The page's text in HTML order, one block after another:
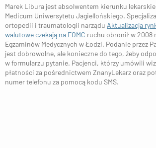
Marek Libura jest absolwentem kierunku
Medicum Uniwersytetu Jagiellońskiego.
ortopedii i traumatologii narządu Aktualizacja
walutowe czekają na FOMC ruchu obronił w 2008
Egzaminów Medycznych w Łodzi. Podanie przez
jest dobrowolne, ale konieczne do tego, żeby
w formularzu pytanie. Pacjenci, którzy umówili
płatności za pośrednictwem ZnanyLekarz oraz
numer telefonu za pomocą kodu SMS.